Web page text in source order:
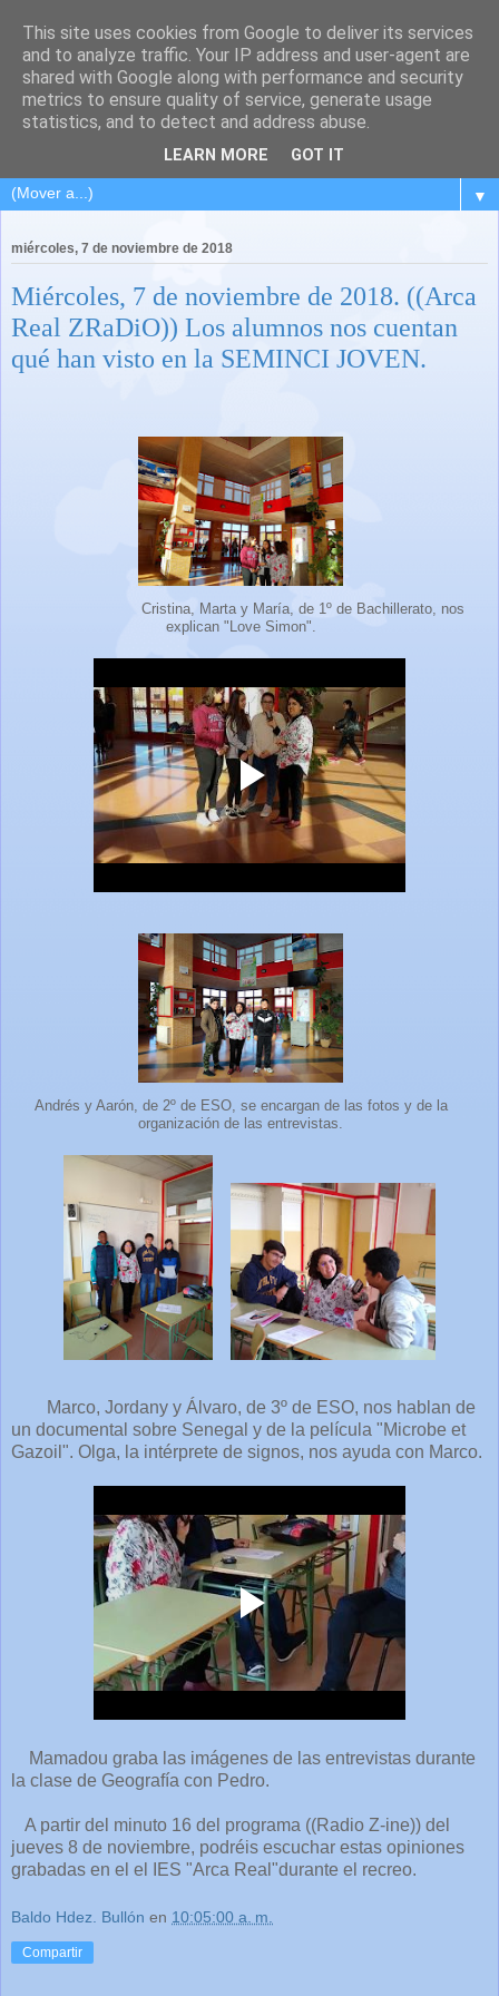
▼
miércoles, 7 de noviembre de 2018
Miércoles, 7 de noviembre de 2018. ((Arca
Real ZRaDiO)) Los alumnos nos cuentan
qué han visto en la SEMINCI JOVEN.
Cristina, Marta y María, de 1º de Bachillerato, nos
explican "Love Simon".
Andrés y Aarón, de 2º de ESO, se encargan de las fotos y de la
organización de las entrevistas.
Marco, Jordany y Álvaro, de 3º de ESO, nos hablan de
un documental sobre Senegal y de la película "Microbe et
Gazoil". Olga, la intérprete de signos, nos ayuda con Marco.
Mamadou graba las imágenes de las entrevistas durante
la clase de Geografía con Pedro.
A partir del minuto 16 del programa ((Radio Z-ine)) del
jueves 8 de noviembre, podréis escuchar estas opiniones
grabadas en el el IES "Arca Real"durante el recreo.
Baldo Hdez. Bullón en 10:05:00 a. m.
Compartir
This site uses cookies from Google to deliver its services
and to analyze traffic. Your IP address and user-agent are
shared with Google along with performance and security
metrics to ensure quality of service, generate usage
statistics, and to detect and address abuse.
LEARN MORE GOT IT